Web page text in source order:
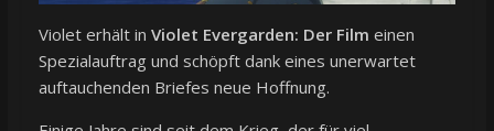
Violet erhält in Violet Evergarden: Der Film einen
Spezialauftrag und schöpft dank eines unerwartet
auftauchenden Briefes neue Hoffnung.